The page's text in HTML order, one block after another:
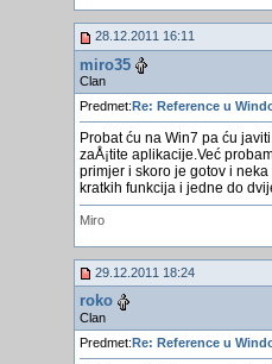
28.12.2011 16:11
miro35
Clan
Predmet:Re: Reference u
Probat ću na Win7 pa ću
zaÅ¡tite aplikacije.Već
primjer i skoro je gotov i
kratkih funkcija i jedne do
Miro
29.12.2011 18:24
roko
Clan
Predmet:Re: Reference u